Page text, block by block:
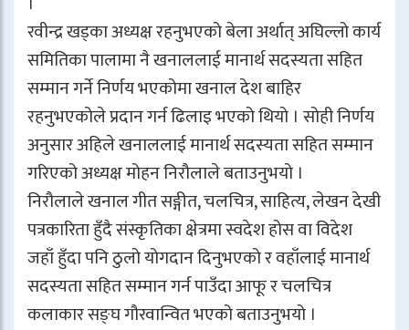
रवीन्द्र खड्का अध्यक्ष रहनुभएको बेला अर्थात् अघिल्लो कार्य
समितिका पालामा नै खनाललाई मानार्थ सदस्यता सहित
सम्मान गर्ने निर्णय भएकोमा खनाल देश बाहिर
रहनुभएकोले प्रदान गर्न ढिलाइ भएको थियो । सोही निर्णय
अनुसार अहिले खनाललाई मानार्थ सदस्यता सहित सम्मान
गरिएको अध्यक्ष मोहन निरौलाले बताउनुभयो ।
निरौलाले खनाल गीत सङ्गीत, चलचित्र, साहित्य, लेखन देखी
पत्रकारिता हुँदै संस्कृतिका क्षेत्रमा स्वदेश होस वा विदेश
जहाँ हुँदा पनि ठुलो योगदान दिनुभएको र वहाँलाई मानार्थ
सदस्यता सहित सम्मान गर्न पाउँदा आफू र चलचित्र
कलाकार सङ्घ गौरवान्वित भएको बताउनुभयो ।